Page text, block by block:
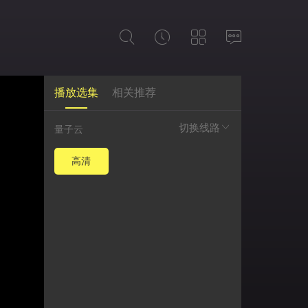
播放选集 相关推荐
切换线路
量子云
高清